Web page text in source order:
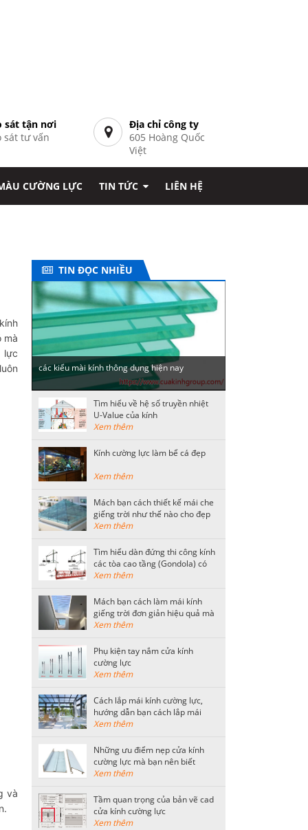
sát tận nơi
sát tư vấn
Địa chỉ công ty
605 Hoàng Quốc
Việt
CƯỜNG LỰC TIN TỨC LIÊN HỆ
mà
lực
và
TIN ĐỌC NHIỀU
các kiểu mài kính thông dụng hiện nay
Tìm hiểu về hệ số truyền nhiệt
U-Value của kính
Xem thêm
Kính cường lực làm bể cá đẹp
Xem thêm
Mách bạn cách thiết kế mái che
giếng trời như thế nào cho đẹp
Xem thêm
Tìm hiểu dàn đứng thi công kính
các tòa cao tầng (Gondola) có
kết cấu như thế nào?
Xem thêm
Mách bạn cách làm mái kính
giếng trời đơn giản hiệu quả mà
tiết kiệm nhất
Xem thêm
Phụ kiện tay nắm cửa kính
cường lực
Xem thêm
Cách lắp mái kính cường lực,
hướng dẫn bạn cách lắp mái
kính an toàn
Xem thêm
Những ưu điểm nẹp cửa kính
cường lực mà bạn nên biết
Xem thêm
Tầm quan trọng của bản vẽ cad
cửa kính cường lực
Xem thêm